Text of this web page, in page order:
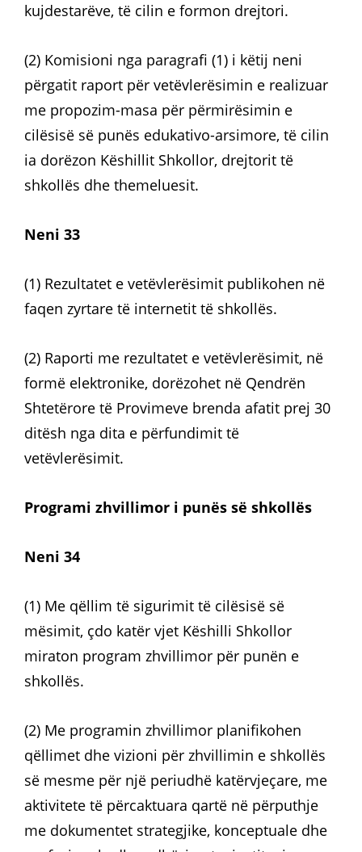
kujdestarëve, të cilin e formon drejtori.
(2) Komisioni nga paragrafi (1) i këtij neni
përgatit raport për vetëvlerësimin e realizuar
me propozim-masa për përmirësimin e
cilësisë së punës edukativo-arsimore, të cilin
ia dorëzon Këshillit Shkollor, drejtorit të
shkollës dhe themeluesit.
Neni 33
(1) Rezultatet e vetëvlerësimit publikohen në
faqen zyrtare të internetit të shkollës.
(2) Raporti me rezultatet e vetëvlerësimit, në
formë elektronike, dorëzohet në Qendrën
Shtetërore të Provimeve brenda afatit prej 30
ditësh nga dita e përfundimit të
vetëvlerësimit.
Programi zhvillimor i punës së shkollës
Neni 34
(1) Me qëllim të sigurimit të cilësisë së
mësimit, çdo katër vjet Këshilli Shkollor
miraton program zhvillimor për punën e
shkollës.
(2) Me programin zhvillimor planifikohen
qëllimet dhe vizioni për zhvillimin e shkollës
së mesme për një periudhë katërvjeçare, me
aktivitete të përcaktuara qartë në përputhje
me dokumentet strategjike, konceptuale dhe